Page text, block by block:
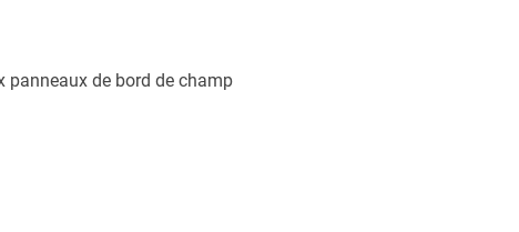
panneaux de bord de champ